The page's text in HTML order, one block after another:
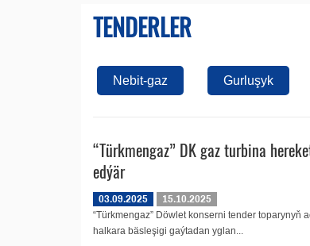
TENDERLER
Nebit-gaz Gurluşyk
“Türkmengaz” DK gaz turbina
edýär
03.09.2025
15.10.2025
“Türkmengaz” Döwlet konserni tender
halkara bäsleşigi gaýtadan yglan...